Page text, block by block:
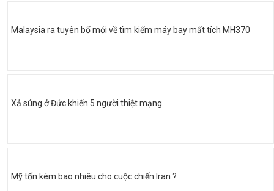
Malaysia ra tuyên bố mới về tìm kiếm máy bay mất tích MH370
Xả súng ở Đức khiến 5 người thiệt mạng
Mỹ tốn kém bao nhiêu cho cuộc chiến Iran ?